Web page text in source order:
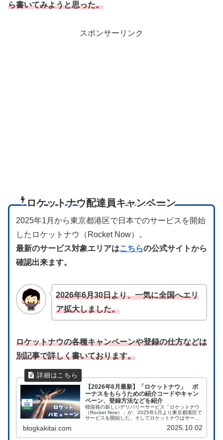
ら書いてみようと思った。
スポンサーリンク
ロケットナウ配達員キャンペーン
2025年1月から東京都港区で日本でのサービスを開始
したロケットナウ（Rocket Now）。
最新のサービス対象エリアはこちらの公式サイトから
確認出来ます。
2026年6月30日より、一気に全国へエリ
ア拡大しました。
ロケットナウの各種キャンペーンや登録の仕方などは
別記事で詳しく書いております。
【2026年8月最新】「ロケットナウ」 ボ
ーナスをもらうための紹介コードやキャン
ペーン、登録方法などを紹介
韓国発の新しいデリバリーサービス「ロケットナウ
（Rocket Now）」が、2025年1月より東京都港区で
サービスを開始した。そしてロケットナウはサービ
ログにおいてはUber Eats や出前館...
blogkakitai.com 2025.10.02